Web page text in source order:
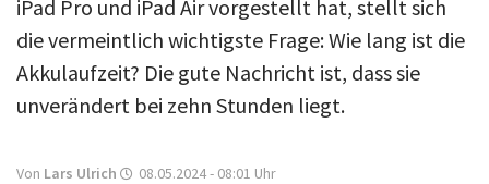
iPad
Tests
Tipps
Magazine
iPad Pro und iPad Air vorgestellt hat, stellt sich
die vermeintlich wichtigste Frage: Wie lang ist die
Akkulaufzeit? Die gute Nachricht ist, dass sie
unverändert bei zehn Stunden liegt.
Von Lars Ulrich 08.05.2024 - 08:01 Uhr